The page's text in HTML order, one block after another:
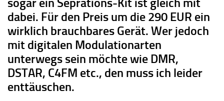
dabei. Für den Preis um die 290 EUR ein
wirklich brauchbares Gerät. Wer jedoch
mit digitalen Modulationarten
unterwegs sein möchte wie DMR,
DSTAR, C4FM etc., den muss ich leider
enttäuschen.